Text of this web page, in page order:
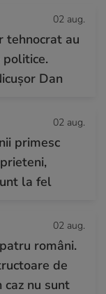
02 aug.
tehnocrat au
Dan
02 aug.
primesc
la fel
02 aug.
români.
de
caz nu sunt